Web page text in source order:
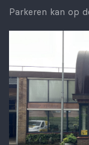
Parkeren kan op